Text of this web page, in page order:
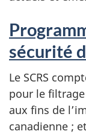
sécurité
Le SCRS
pour le
aux fins de
canadienne ;